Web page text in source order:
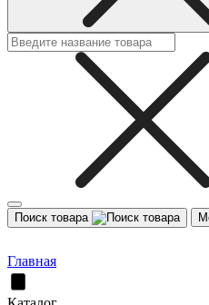
Поиск товара
Главная